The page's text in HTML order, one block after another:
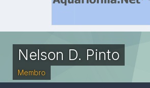
Nelson D. Pinto
Membro